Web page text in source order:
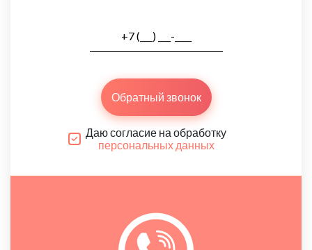
Обратный звонок
Даю согласие на обработку
персональных данных